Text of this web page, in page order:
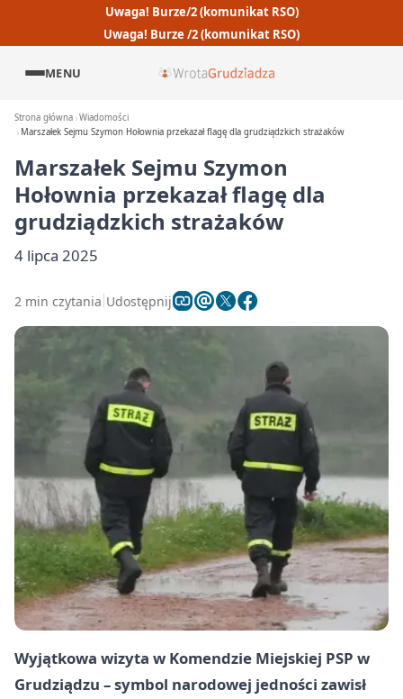
Uwaga! Burze/2 (komunikat RSO)
Uwaga! Burze /2 (komunikat RSO)
MENU
Strona główna Wiadomości
Marszałek Sejmu Szymon Hołownia przekazał flagę dla grudziądzkich strażaków
Marszałek Sejmu Szymon
Hołownia przekazał flagę dla
grudziądzkich strażaków
4 lipca 2025
2 min czytania Udostępnij
Wyjątkowa wizyta w Komendzie Miejskiej PSP w
Grudziądzu – symbol narodowej jedności zawisł